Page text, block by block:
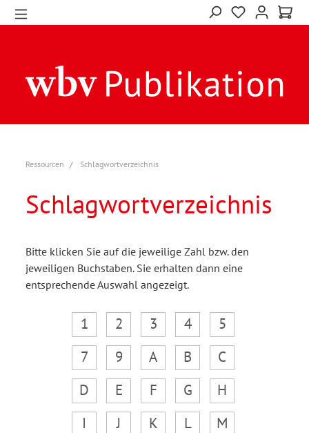
Ressourcen Schlagwortverzeichnis
Schlagwortverzeichnis
Bitte klicken Sie auf die jeweilige Zahl bzw. den
jeweiligen Buchstaben. Sie erhalten dann eine
entsprechende Auswahl angezeigt.
1 2 3 4
5
7
9 A B
C
D
E F G
H
I
J K L
M